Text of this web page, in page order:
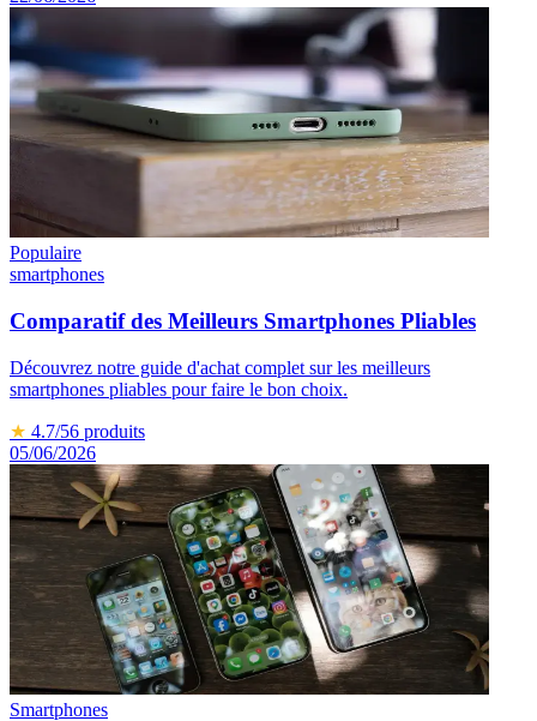
Populaire
smartphones
Comparatif des Meilleurs Smartphones Pliables
Découvrez notre guide d'achat complet sur les meilleurs
smartphones pliables pour faire le bon choix.
★ 4.7/56 produits
05/06/2026
Smartphones